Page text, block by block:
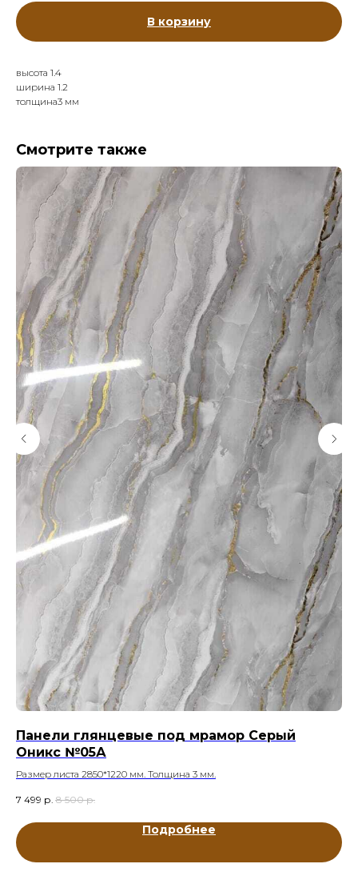
В корзину
высота 1.4
ширина 1.2
толщина3 мм
Смотрите также
Панели глянцевые под мрамор Серый
Оникс №05А
Размер листа 2850*1220 мм. Толщина 3 мм.
7 499 р. 8 500 р.
Подробнее